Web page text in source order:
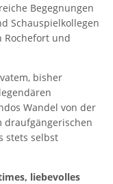
Begegnungen
Schauspielkollegen
Rochefort und
bisher
Wandel von der
draufgängerischen
stets selbst
liebevolles